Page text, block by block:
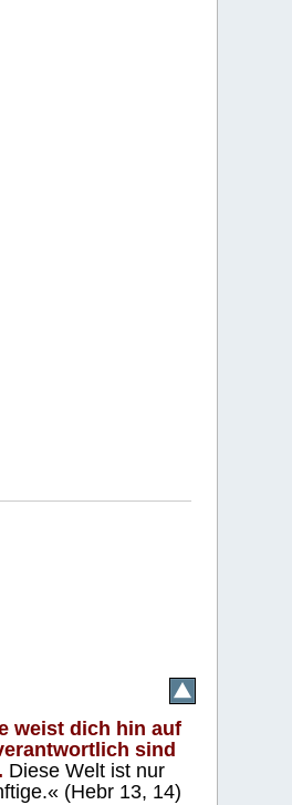
weist dich hin auf
sind
Diese Welt ist nur
(Hebr 13, 14)